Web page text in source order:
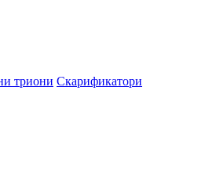
триони Скарификатори